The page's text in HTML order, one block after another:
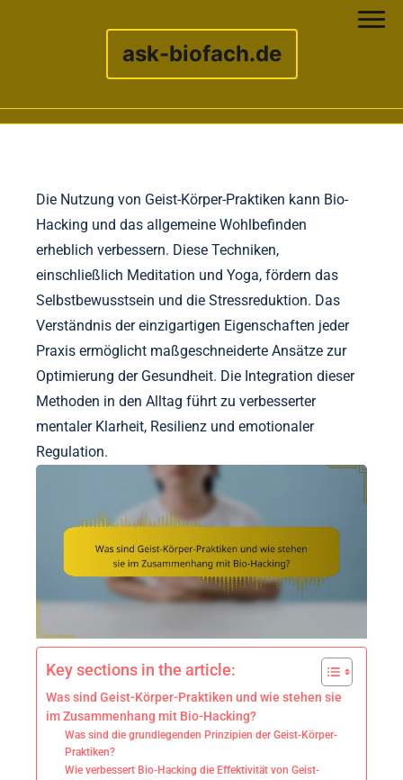
ask-biofach.de
Die Nutzung von Geist-Körper-Praktiken kann Bio-
Hacking und das allgemeine Wohlbefinden
erheblich verbessern. Diese Techniken,
einschließlich Meditation und Yoga, fördern das
Selbstbewusstsein und die Stressreduktion. Das
Verständnis der einzigartigen Eigenschaften jeder
Praxis ermöglicht maßgeschneiderte Ansätze zur
Optimierung der Gesundheit. Die Integration dieser
Methoden in den Alltag führt zu verbesserter
mentaler Klarheit, Resilienz und emotionaler
Regulation.
Key sections in the article:
Was sind Geist-Körper-Praktiken und wie stehen sie
im Zusammenhang mit Bio-Hacking?
Was sind die grundlegenden Prinzipien der Geist-Körper-
Praktiken?
Wie verbessert Bio-Hacking die Effektivität von Geist-